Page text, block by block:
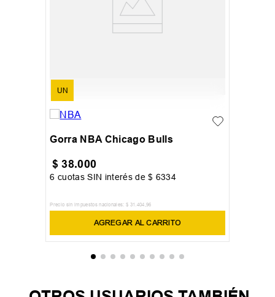
UN
Gorra NBA Chicago Bulls
$ 38.000
6 cuotas SIN interés de$ 6334
Precio sin impuestos nacionales: $ 31 .404 ,96
AGREGAR AL CARRITO